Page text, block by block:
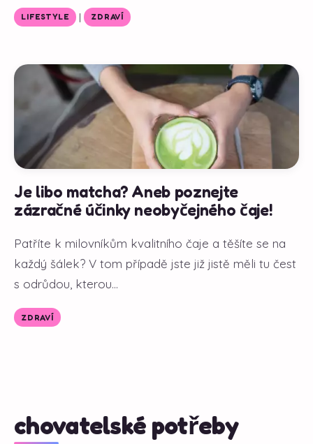
LIFESTYLE | ZDRAVÍ
Je libo matcha? Aneb poznejte
zázračné účinky neobyčejného čaje!
Patříte k milovníkům kvalitního čaje a těšíte se na
každý šálek? V tom případě jste již jistě měli tu čest
s odrůdou, kterou...
ZDRAVÍ
chovatelské potřeby